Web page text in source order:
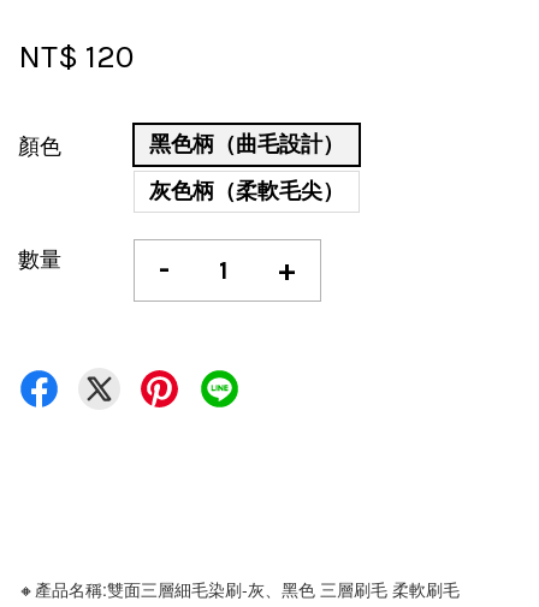
NT$ 120
顏色
黑色柄（曲毛設計）
灰色柄（柔軟毛尖）
數量 - +
🔸產品名稱:雙面三層細毛染刷-灰、黑色 三層刷毛 柔軟刷毛